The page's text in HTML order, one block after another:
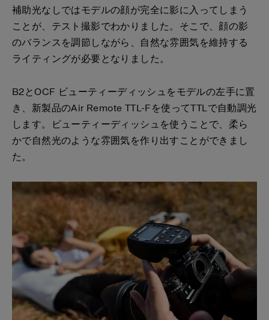
補助光なしではモデルの顔が完全に影に入ってしまう
ことが、テスト撮影でわかりました。そこで、顔の影
のバランスを調節しながら、自然な雰囲気を維持する
ライティングが必要となりました。
B2とOCF ビューティーディッシュをモデルの左手に置
き、新製品のAir Remote TTL-Fを使ってTTLで自動調光
します。ビューティーディッシュを使うことで、柔ら
かで自然光のような雰囲気を作り出すことができまし
た。